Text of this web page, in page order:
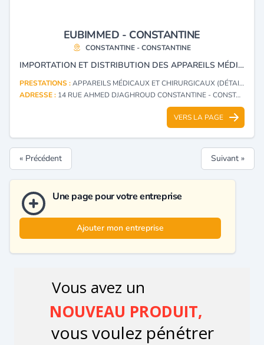
EUBIMMED - CONSTANTINE
CONSTANTINE - CONSTANTINE
IMPORTATION ET DISTRIBUTION DES APPAREILS MÉDICAUX ET CHIRURGICAUX.
PRESTATIONS :APPAREILS MÉDICAUX ET CHIRURGICAUX (DÉTAIL)
ADRESSE : 14 RUE AHMED DJAGHROUD CONSTANTINE - CONSTANTINE
VERS LA PAGE
« Précédent Suivant »
Une page pour votre entreprise
Ajouter mon entreprise